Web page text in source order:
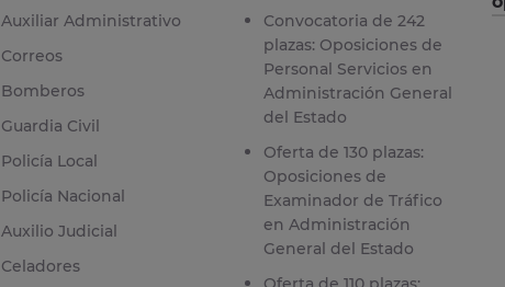
Auxiliar Administrativo
Correos
Bomberos
Guardia Civil
Policía Local
Policía Nacional
Auxilio Judicial
Celadores
Convocatoria de 242
plazas: Oposiciones de
Personal Servicios en
Administración General
del Estado
Oferta de 130 plazas:
Oposiciones de
Examinador de Tráfico
en Administración
General del Estado